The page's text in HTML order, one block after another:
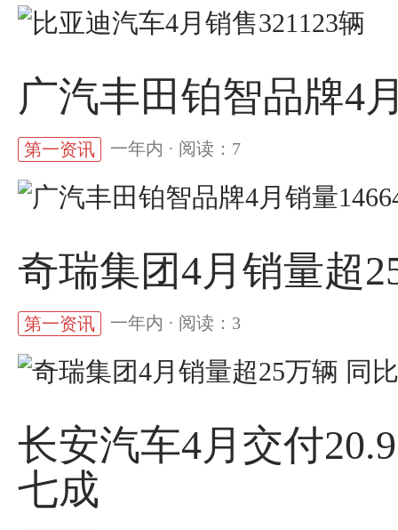
广汽丰田铂智品牌4
第一资讯 一年内 · 阅读：7
奇瑞集团4月销量超
第一资讯 一年内 · 阅读：3
长安汽车4月交付
七成